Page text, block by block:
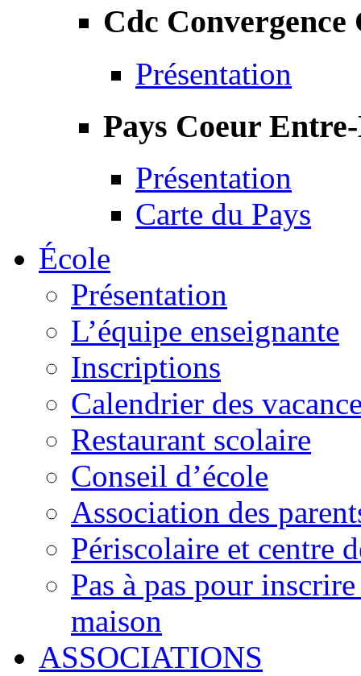
Cdc Convergence
Présentation
Pays Coeur
Présentation
Carte du Pays
École
Présentation
L’équipe enseignante
Inscriptions
Calendrier des
Restaurant scolaire
Conseil d’école
Association des
Périscolaire et centre
Pas à pas pour
maison
ASSOCIATIONS